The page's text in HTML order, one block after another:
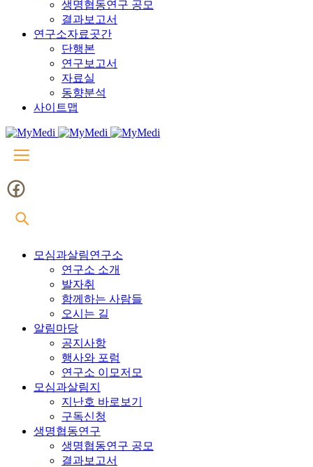
생명협동연구 공모
결과보고서
연구소자료곳간
단행본
연구보고서
자료실
동향분석
사이트맵
모심과살림연구소
연구소 소개
발자취
함께하는 사람들
오시는 길
알림마당
공지사항
행사와 포럼
연구소 이모저모
모심과살림지
지난호 바로보기
구독신청
생명협동연구
생명협동연구 공모
결과보고서